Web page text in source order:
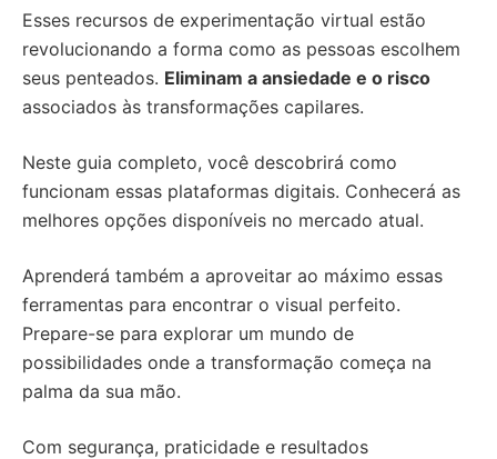
Esses recursos de experimentação virtual estão
revolucionando a forma como as pessoas escolhem
seus penteados. Eliminam a ansiedade e o risco
associados às transformações capilares.
Neste guia completo, você descobrirá como
funcionam essas plataformas digitais. Conhecerá as
melhores opções disponíveis no mercado atual.
Aprenderá também a aproveitar ao máximo essas
ferramentas para encontrar o visual perfeito.
Prepare-se para explorar um mundo de
possibilidades onde a transformação começa na
palma da sua mão.
Com segurança, praticidade e resultados